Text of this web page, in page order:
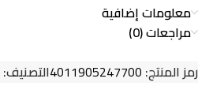
معلومات إضافية
مراجعات (0)
رمز المنتج: 4011905247700التصنيف: